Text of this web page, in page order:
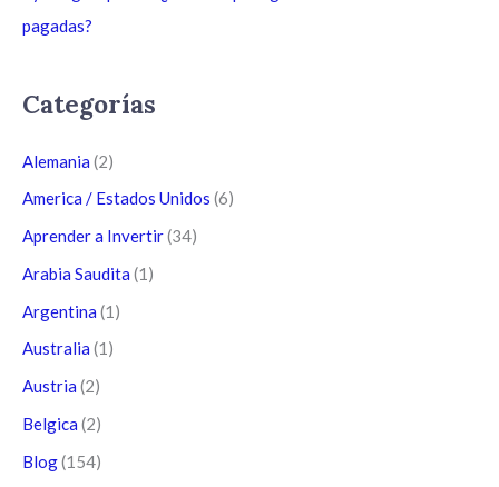
pagadas?
Categorías
Alemania (2)
America / Estados Unidos (6)
Aprender a Invertir(34)
Arabia Saudita (1)
Argentina (1)
Australia (1)
Austria (2)
Belgica (2)
Blog(154)